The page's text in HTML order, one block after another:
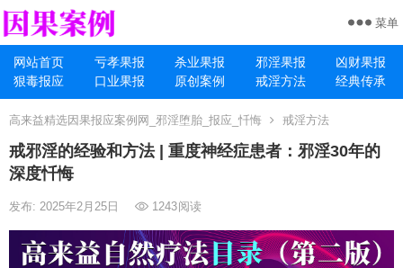
网站首页 亏孝果报 杀业果报 邪淫果报
凶财果报
狠毒报应
口业果报 原创案例 戒淫方法 经典传承
菜单
高来益精选因果报应案例网_邪淫堕胎_报应_忏悔 戒淫方法
戒邪淫的经验和方法 | 重度神经症患者：邪淫30年的
深度忏悔
发布: 2025年2月25日 1243阅读